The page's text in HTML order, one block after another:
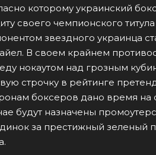
которому украинский
своего чемпионского
звездного украинца
В своем крайнем
нокаутом над грозным
строчку в рейтинге
боксеров дано время на
будут назначены
за престижный зеленый